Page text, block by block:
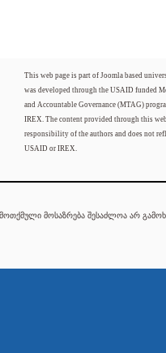
This web page is part of Joomla based
was developed through the USAID funded
and Accountable Governance (MTAG)
IREX. The content provided through this
responsibility of the authors and does not
USAID or IREX.
მოსაზრება შესაძლოა არ